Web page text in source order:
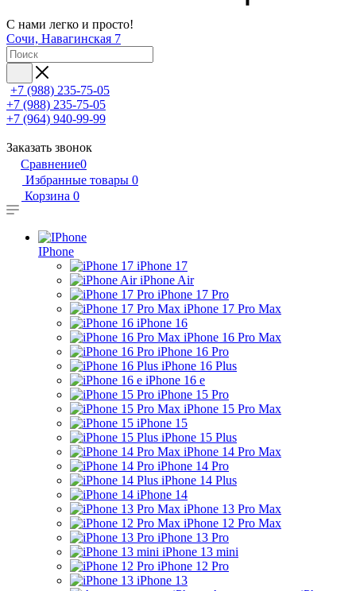
С нами легко и просто!
Сочи, Навагинская 7
+7 (988) 235-75-05
+7 (988) 235-75-05
+7 (964) 940-99-99
Заказать звонок
Сравнение0
Избранные товары 0
Корзина 0
IPhone
iPhone 17
iPhone Air
iPhone 17 Pro
iPhone 17 Pro Max
iPhone 16
iPhone 16 Pro Max
iPhone 16 Pro
iPhone 16 Plus
iPhone 16 e
iPhone 15 Pro
iPhone 15 Pro Max
iPhone 15
iPhone 15 Plus
iPhone 14 Pro Max
iPhone 14 Pro
iPhone 14 Plus
iPhone 14
iPhone 13 Pro Max
iPhone 12 Pro Max
iPhone 13 Pro
iPhone 13 mini
iPhone 12 Pro
iPhone 13